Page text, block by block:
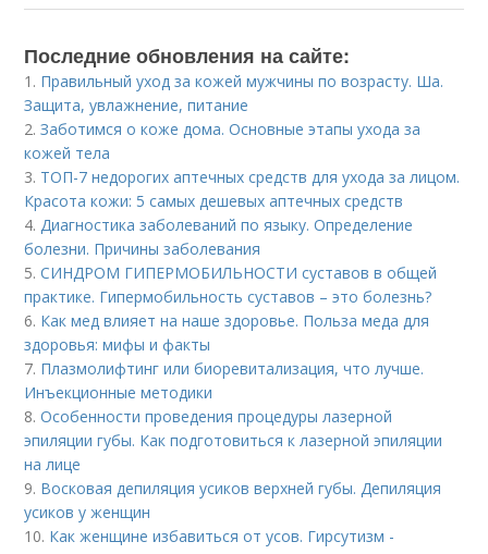
Последние обновления на сайте:
1. Правильный уход за кожей мужчины по возрасту. Ша.
Защита, увлажнение, питание
2.Заботимся о коже дома. Основные этапы ухода за
кожей тела
3. ТОП-7 недорогих аптечных средств для ухода за лицом.
Красота кожи: 5 самых дешевых аптечных средств
4.Диагностика заболеваний по языку. Определение
болезни. Причины заболевания
5.СИНДРОМ ГИПЕРМОБИЛЬНОСТИ суставов в общей
практике. Гипермобильность суставов – это болезнь?
6. Как мед влияет на наше здоровье. Польза меда для
здоровья: мифы и факты
7. Плазмолифтинг или биоревитализация, что лучше.
Инъекционные методики
8.Особенности проведения процедуры лазерной
эпиляции губы. Как подготовиться к лазерной эпиляции
на лице
9. Восковая депиляция усиков верхней губы. Депиляция
усиков у женщин
10. Как женщине избавиться от усов. Гирсутизм -